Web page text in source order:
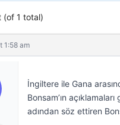
(of 1 total)
1:58 am
İngiltere ile Gana
Bonsam’ın
adından söz ettiren